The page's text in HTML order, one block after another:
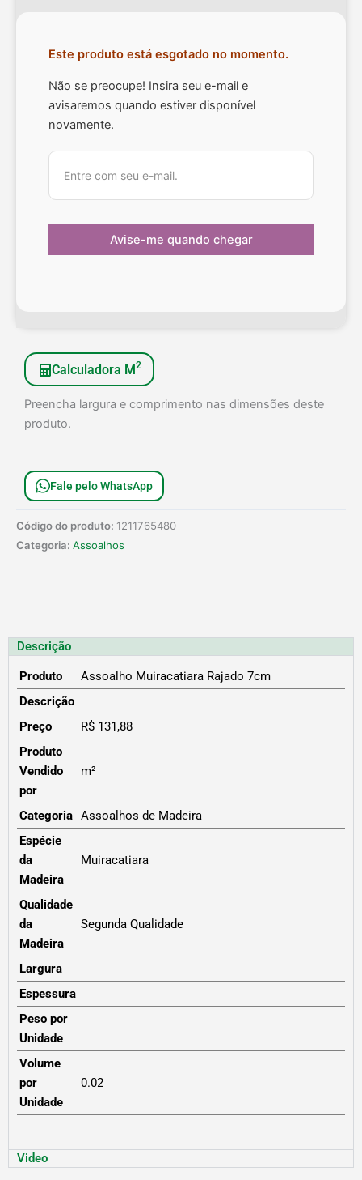
Este produto está esgotado no momento.
Não se preocupe! Insira seu e-mail e
avisaremos quando estiver disponível
novamente.
Calculadora M2
Preencha largura e comprimento nas dimensões deste
produto.
Fale pelo WhatsApp
Código do produto: 1211765480
Categoria: Assoalhos
Descrição
Produto
Assoalho Muiracatiara Rajado 7cm
Descrição
Preço
R$ 131,88
Produto
Vendido
por
m²
Categoria Assoalhos de Madeira
Espécie
da
Madeira
Muiracatiara
Qualidade
da
Madeira
Segunda Qualidade
Largura
Espessura
Peso por
Unidade
Volume
por
Unidade
0.02
Video